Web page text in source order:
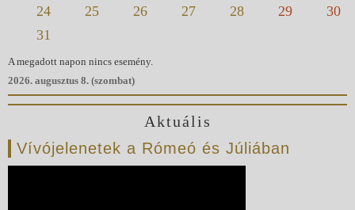
24
25 26 27 28 29
30
31
A megadott napon nincs esemény.
2026. augusztus 8. (szombat)
Aktuális
Vívójelenetek a Rómeó és Júliában